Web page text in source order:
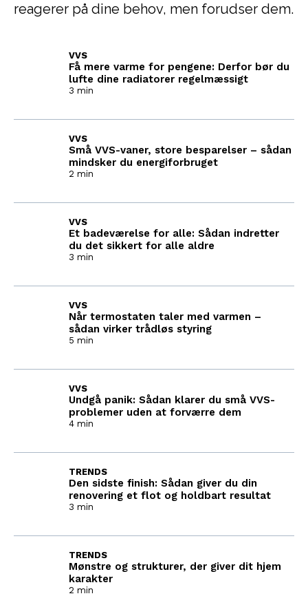
reagerer på dine behov, men forudser dem.
Få mere varme for pengene: Derfor bør du
lufte dine radiatorer regelmæssigt
VVS
3 min
Små VVS-vaner, store besparelser – sådan
mindsker du energiforbruget
VVS
2 min
Et badeværelse for alle: Sådan indretter
du det sikkert for alle aldre
VVS
3 min
Når termostaten taler med varmen –
sådan virker trådløs styring
VVS
5 min
Undgå panik: Sådan klarer du små VVS-
problemer uden at forværre dem
VVS
4 min
Den sidste finish: Sådan giver du din
renovering et flot og holdbart resultat
TRENDS
3 min
Mønstre og strukturer, der giver dit hjem
karakter
TRENDS
2 min